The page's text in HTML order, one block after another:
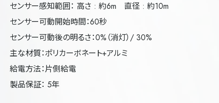
センサー感知範囲： 高さ : 約6m 直径 : 約10m
センサー可動開始時間：60秒
センサー可動後の明るさ：0%（消灯）/ 30%
主な材質：ポリカーボネート+アルミ
給電方法：片側給電
製品保証： 5年